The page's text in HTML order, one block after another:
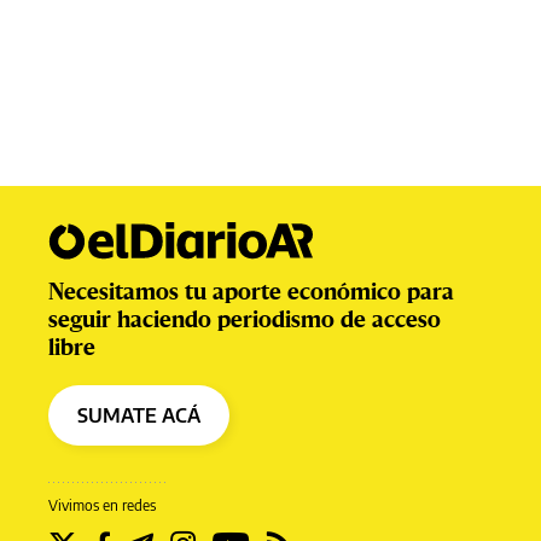
Vivimos en redes
Necesitamos tu aporte económico para
seguir haciendo periodismo de acceso
libre
SUMATE ACÁ